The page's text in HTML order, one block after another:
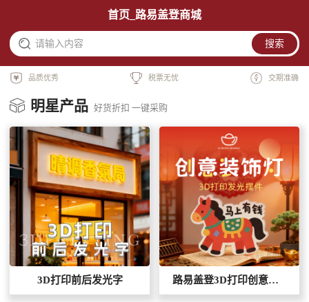
首页_路易盖登商城
请输入内容 搜索
品质优秀 税票无忧 交期准确
明星产品 好货折扣 一键采购
3D打印前后发光字 路易盖登3D打印创意装饰灯宝马款【马上有钱】